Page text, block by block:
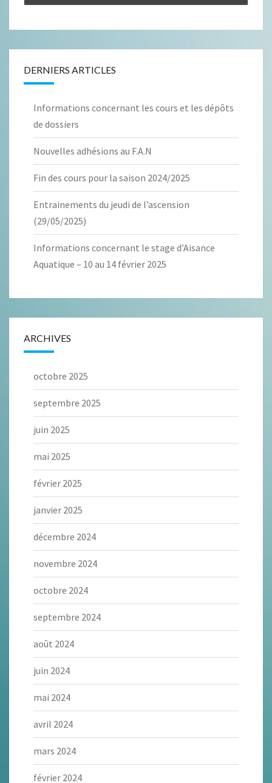
DERNIERS ARTICLES
Informations concernant les cours et les dépôts
de dossiers
Nouvelles adhésions au F.A.N
Fin des cours pour la saison 2024/2025
Entrainements du jeudi de l’ascension
(29/05/2025)
Informations concernant le stage d’Aisance
Aquatique – 10 au 14 février 2025
ARCHIVES
octobre 2025
septembre 2025
juin 2025
mai 2025
février 2025
janvier 2025
décembre 2024
novembre 2024
octobre 2024
septembre 2024
août 2024
juin 2024
mai 2024
avril 2024
mars 2024
février 2024